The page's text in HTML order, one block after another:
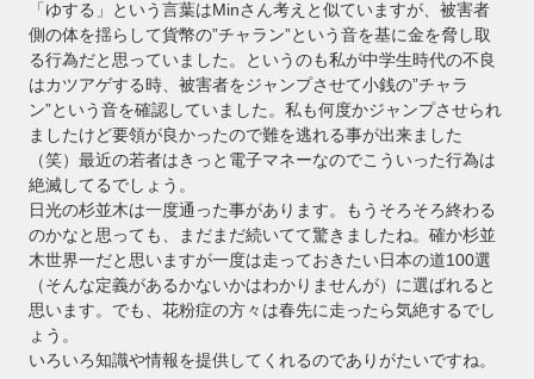
「ゆする」という言葉はMinさん考えと似ていますが、被害者
側の体を揺らして貨幣の”チャラン”という音を基に金を脅し取
る行為だと思っていました。というのも私が中学生時代の不良
はカツアゲする時、被害者をジャンプさせて小銭の”チャラ
ン”という音を確認していました。私も何度かジャンプさせられ
ましたけど要領が良かったので難を逃れる事が出来ました
（笑）最近の若者はきっと電子マネーなのでこういった行為は
絶滅してるでしょう。
日光の杉並木は一度通った事があります。もうそろそろ終わる
のかなと思っても、まだまだ続いてて驚きましたね。確か杉並
木世界一だと思いますが一度は走っておきたい日本の道100選
（そんな定義があるかないかはわかりませんが）に選ばれると
思います。でも、花粉症の方々は春先に走ったら気絶するでし
ょう。
いろいろ知識や情報を提供してくれるのでありがたいですね。